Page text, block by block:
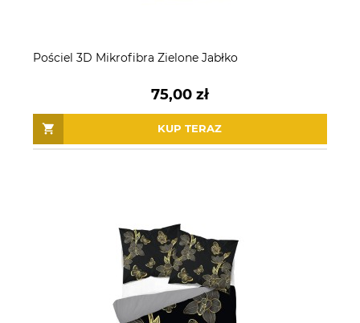
Pościel 3D Mikrofibra Zielone Jabłko
75,00 zł
KUP TERAZ